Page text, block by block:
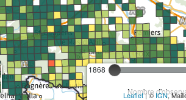
1868
Nombre
Leaflet| © IGN,